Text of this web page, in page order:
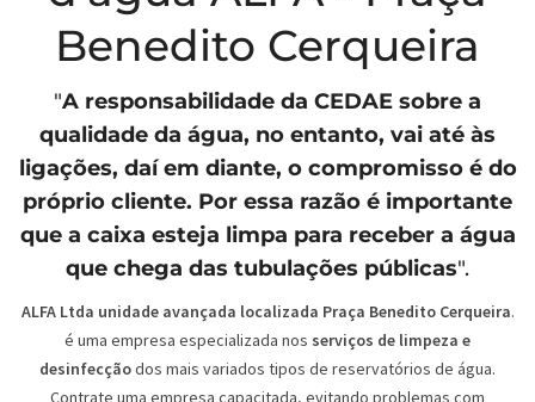
Benedito Cerqueira
"A responsabilidade da CEDAE sobre a
qualidade da água, no entanto, vai até às
ligações, daí em diante, o compromisso é do
próprio cliente. Por essa razão é importante
que a caixa esteja limpa para receber a água
que chega das tubulações públicas".
ALFA Ltda unidade avançada localizada Praça Benedito Cerqueira.
é uma empresa especializada nos serviços de limpeza e
desinfecçãodos mais variados tipos de reservatórios de água.
Contrate uma empresa capacitada, evitando problemas com